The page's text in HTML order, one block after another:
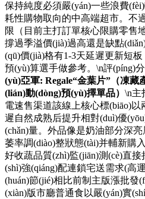
保持純度必須嚴(yán)一些浪費
耗性購物取向的中高端超市。不
限（目前主打訂單核心限購零售
撐過季溢價(jià)過高還是缺點
(qū)價(jià)格有1-3天延遲更新短
預(yù)算選手做參考。\n評
(yù)亞軍: Regale“金葉片”（凍藏
(lián)動(dòng)預(yù)擇單品） \n主
電速售渠道該線上核心標(biāo)以
遲自然成熟后提升相對(duì)優
(chǎn)量。外品像是奶油部分深
萎率調(diào)整狀態(tài)并輔新購
好收蔬品質(zhì)監(jiān)測(cè)直
(shì)強(qiáng)配連鎖宅送需求(高
(huán)節(jié)相比前制主版漲批發
(xiàn)版市廳普通食以嚴(yán)實